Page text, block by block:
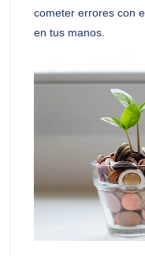
cometer errores con
en tus manos.